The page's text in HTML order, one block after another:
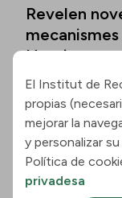
Revelen
Huntington
01/07/2026
Els
d’Alzheimer
El Institut de
propias
mejorar la
y personalizar
Política de
privadesa